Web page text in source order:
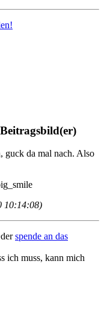
guck da mal nach. Also
10:14:08)
spende an das
ich muss, kann mich